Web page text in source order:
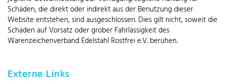
Schäden, die direkt oder indirekt aus der Benutzung dieser
Website entstehen, sind ausgeschlossen. Dies gilt nicht, soweit die
Schäden auf Vorsatz oder grober Fahrlässigkeit des
Warenzeichenverband Edelstahl Rostfrei e.V. beruhen.
Externe Links